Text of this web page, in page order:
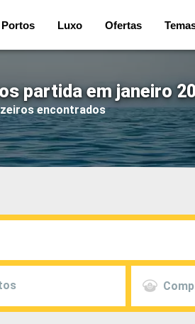
Portos Luxo Ofertas
partida em janeiro
encontrados